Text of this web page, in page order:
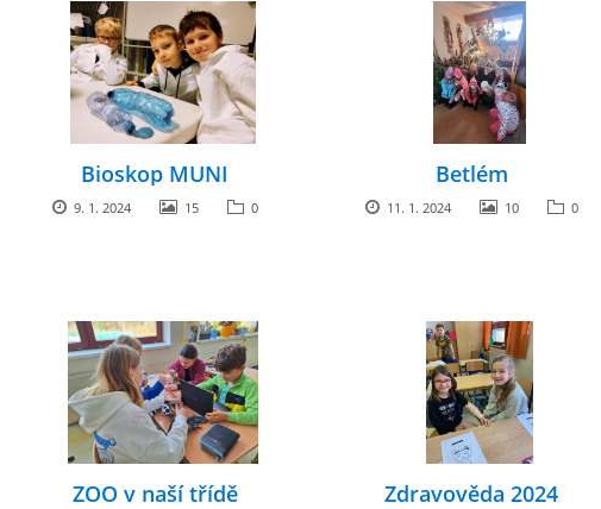
Bioskop MUNI
9. 1. 2024 15 0
Betlém
11. 1. 2024 10 0
ZOO v naší třídě Zdravověda 2024